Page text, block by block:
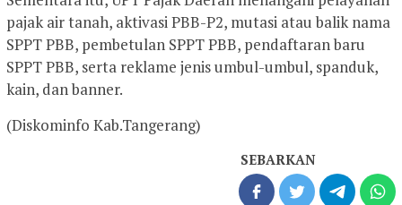
pajak air tanah, aktivasi PBB-P2, mutasi atau balik nama
SPPT PBB, pembetulan SPPT PBB, pendaftaran baru
SPPT PBB, serta reklame jenis umbul-umbul, spanduk,
kain, dan banner.
(Diskominfo Kab.Tangerang)
SEBARKAN